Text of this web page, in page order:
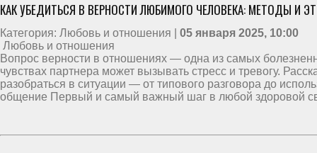
КАК УБЕДИТЬСЯ В ВЕРНОСТИ ЛЮБИМОГО ЧЕЛОВЕКА: МЕТОДЫ И
Категория: Любовь и отношения | 05 января 2025, 10:00
Любовь и отношения
Вопрос верности в отношениях — одна из самых
чувствах партнера может вызывать стресс и тревогу.
разобраться в ситуации — от типового разговора до
общение Первый и самый важный шаг в любой здоровой